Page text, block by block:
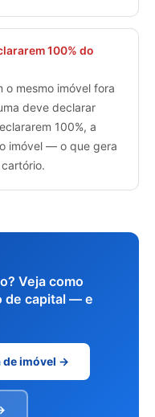
100% do
o mesmo imóvel fora
deve declarar
100%, a
imóvel — o que gera
Veja como
de capital — e
de imóvel →